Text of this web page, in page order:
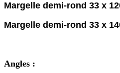
Margelle demi-rond 33 x
Margelle demi-rond 33 x
Angles :